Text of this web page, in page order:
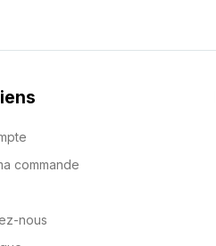
commande
nous